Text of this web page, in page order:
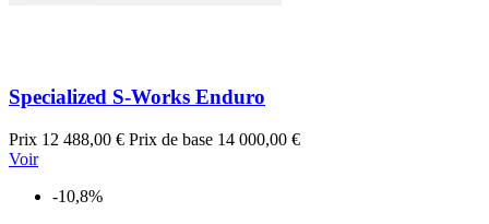
Specialized S-Works Enduro
Prix 12 488,00 € Prix de base 14 000,00 €
Voir
-10,8%